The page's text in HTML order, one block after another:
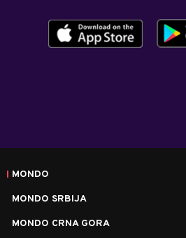
MONDO
MONDO SRBIJA
MONDO CRNA GORA